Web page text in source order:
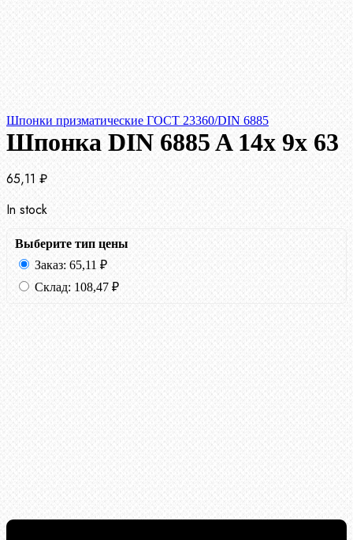
Шпонки призматические ГОСТ 23360/DIN 6885
Шпонка DIN 6885 A 14x 9x 63
65,11 ₽
In stock
Выберите тип цены
Заказ: 65,11 ₽
Склад: 108,47 ₽